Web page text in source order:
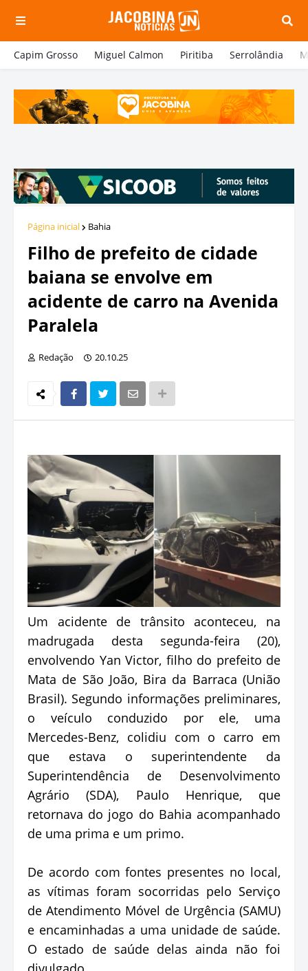
Capim Grosso Miguel Calmon Piritiba Serrolândia
Página inicial Bahia
Filho de prefeito de cidade
baiana se envolve em
acidente de carro na Avenida
Paralela
Redação 20.10.25
Um acidente de trânsito aconteceu, na
madrugada desta segunda-feira (20),
envolvendo Yan Victor, filho do prefeito de
Mata de São João, Bira da Barraca (União
Brasil). Segundo informações preliminares,
o veículo conduzido por ele, uma
Mercedes-Benz, colidiu com o carro em
que estava o superintendente da
Superintendência de Desenvolvimento
Agrário (SDA), Paulo Henrique, que
retornava do jogo do Bahia acompanhado
de uma prima e um primo.
De acordo com fontes presentes no local,
as vítimas foram socorridas pelo Serviço
de Atendimento Móvel de Urgência (SAMU)
e encaminhadas a uma unidade de saúde.
O estado de saúde delas ainda não foi